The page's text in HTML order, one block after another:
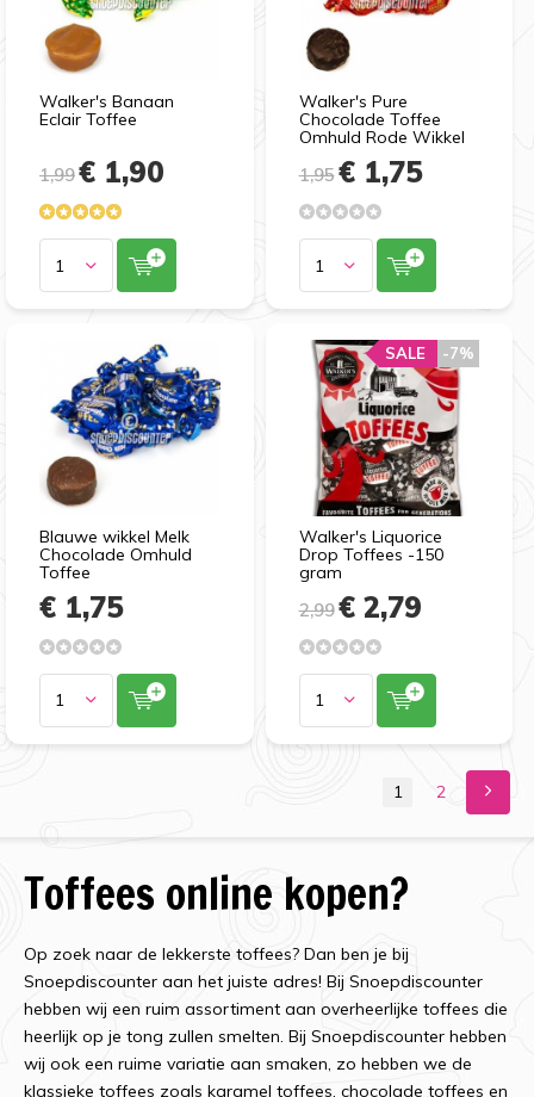
Walker's Banaan
Eclair Toffee
1,99€ 1,90
Walker's Pure
Chocolade Toffee
Omhuld Rode Wikkel
1,95€ 1,75
Blauwe wikkel Melk
Chocolade Omhuld
Toffee
€ 1,75
Walker's Liquorice
Drop Toffees -150
gram
2,99€ 2,79
-7%
SALE -7%
SALE
1 2
Toffees online kopen?
Op zoek naar de lekkerste toffees? Dan ben je bij
Snoepdiscounter aan het juiste adres! Bij Snoepdiscounter
hebben wij een ruim assortiment aan overheerlijke toffees die
heerlijk op je tong zullen smelten. Bij Snoepdiscounter hebben
wij ook een ruime variatie aan smaken, zo hebben we de
klassieke toffees zoals karamel toffees, chocolade toffees en